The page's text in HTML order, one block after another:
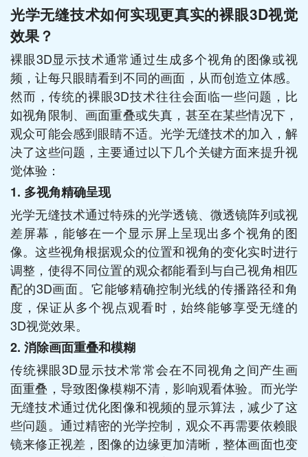
光学无缝技术如何实现更真实的裸眼3D视觉
效果？
裸眼3D显示技术通常通过生成多个视角的图像或视
频，让每只眼睛看到不同的画面，从而创造立体感。
然而，传统的裸眼3D技术往往会面临一些问题，比
如视角限制、画面重叠或失真，甚至在某些情况下，
观众可能会感到眼睛不适。光学无缝技术的加入，解
决了这些问题，主要通过以下几个关键方面来提升视
觉体验：
1. 多视角精确呈现
光学无缝技术通过特殊的光学透镜、微透镜阵列或视
差屏幕，能够在一个显示屏上呈现出多个视角的图
像。这些视角根据观众的位置和视角的变化实时进行
调整，使得不同位置的观众都能看到与自己视角相匹
配的3D画面。它能够精确控制光线的传播路径和角
度，保证从多个视点观看时，始终能够享受无缝的
3D视觉效果。
2. 消除画面重叠和模糊
传统裸眼3D显示技术常常会在不同视角之间产生画
面重叠，导致图像模糊不清，影响观看体验。而光学
无缝技术通过优化图像和视频的显示算法，减少了这
些问题。通过精密的光学控制，观众不再需要依赖眼
镜来修正视差，图像的边缘更加清晰，整体画面也变